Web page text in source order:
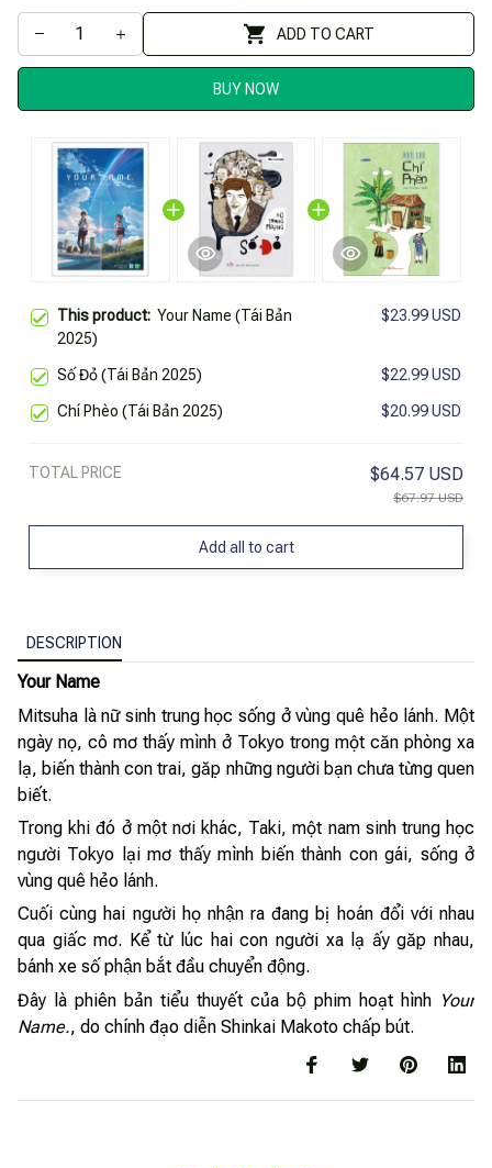
ADD TO CART
BUY NOW
This product: Your Name (Tái Bản
2025)
$23.99 USD
Số Đỏ (Tái Bản 2025) $22.99 USD
Chí Phèo (Tái Bản 2025) $20.99 USD
TOTAL PRICE $64.57 USD
$67.97 USD
Add all to cart
DESCRIPTION
Your Name
Mitsuha là nữ sinh trung học sống ở vùng quê hẻo lánh. Một
ngày nọ, cô mơ thấy mình ở Tokyo trong một căn phòng xa
lạ, biến thành con trai, gặp những người bạn chưa từng quen
biết.
Trong khi đó ở một nơi khác, Taki, một nam sinh trung học
người Tokyo lại mơ thấy mình biến thành con gái, sống ở
vùng quê hẻo lánh.
Cuối cùng hai người họ nhận ra đang bị hoán đổi với nhau
qua giấc mơ. Kể từ lúc hai con người xa lạ ấy gặp nhau,
bánh xe số phận bắt đầu chuyển động.
Đây là phiên bản tiểu thuyết của bộ phim hoạt hình Your
Name., do chính đạo diễn Shinkai Makoto chấp bút.